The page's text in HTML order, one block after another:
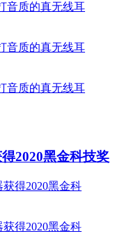
2020黑金科技奖